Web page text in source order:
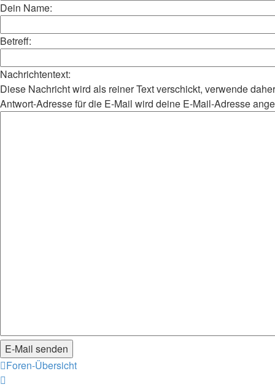
Dein Name:
Betreff:
Nachrichtentext:
Diese Nachricht wird als reiner Text verschickt, verwende
Antwort-Adresse für die E-Mail wird deine E-Mail-Adresse
Foren-Übersicht